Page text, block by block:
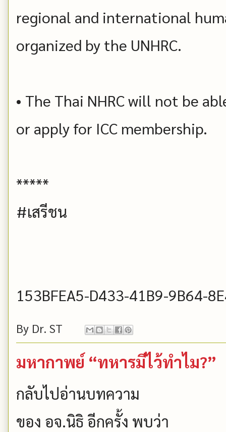
regional and international
organized by the UNHRC.
• The Thai NHRC will not be
or apply for ICC membership.
*****
#เสรีชน
153BFEA5-D433-41B9-9B64-
By Dr. ST
มหากาพย์ “ทหารมีไว้ทำไม?”
กลับไปอ่านบทความ
ของ อจ.นิธิ อีกครั้ง พบว่า